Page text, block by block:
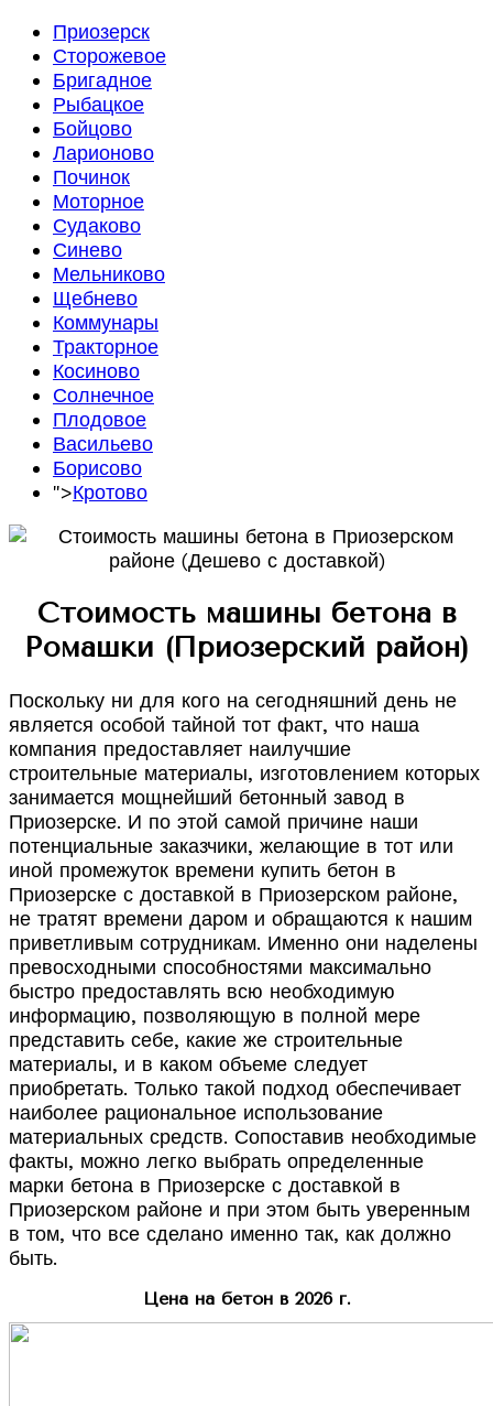
Приозерск
Сторожевое
Бригадное
Рыбацкое
Бойцово
Ларионово
Починок
Моторное
Судаково
Синево
Мельниково
Щебнево
Коммунары
Тракторное
Косиново
Солнечное
Плодовое
Васильево
Борисово
">Кротово
Стоимость машины бетона в
Ромашки (Приозерский район)
Поскольку ни для кого на сегодняшний день не
является особой тайной тот факт, что наша
компания предоставляет наилучшие
строительные материалы, изготовлением которых
занимается мощнейший бетонный завод в
Приозерске. И по этой самой причине наши
потенциальные заказчики, желающие в тот или
иной промежуток времени купить бетон в
Приозерске с доставкой в Приозерском районе,
не тратят времени даром и обращаются к нашим
приветливым сотрудникам. Именно они наделены
превосходными способностями максимально
быстро предоставлять всю необходимую
информацию, позволяющую в полной мере
представить себе, какие же строительные
материалы, и в каком объеме следует
приобретать. Только такой подход обеспечивает
наиболее рациональное использование
материальных средств. Сопоставив необходимые
факты, можно легко выбрать определенные
марки бетона в Приозерске с доставкой в
Приозерском районе и при этом быть уверенным
в том, что все сделано именно так, как должно
быть.
Цена на бетон в 2026 г.